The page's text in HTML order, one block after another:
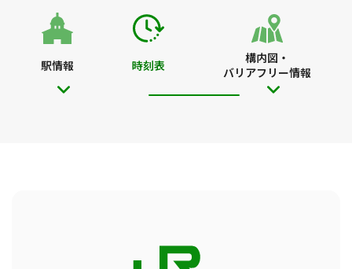
駅情報 時刻表
構内図・
バリアフリー情報